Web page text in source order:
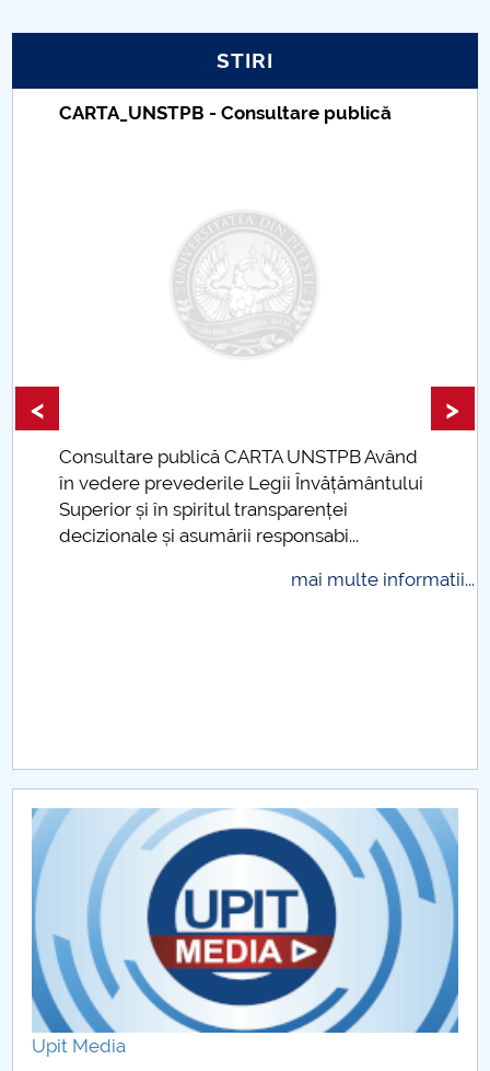
UNIVERSITATE pentru comunitate
IOSUD/CSUD-Doctorate
Comisie de etica unversitară
Evenimente CUP
Accesibilitate pentru studenții cu dizabilități
Raportul Conducerii Centrului Universitar Pitești
privind implementarea Planului Operațional 2020-
CAR2026
MENIU CANTINA
Calculatoare
Electronica Aplicata
Retele si Software de Telecomunicatii
Electromecanica
STIRI
CARTA_UNSTPB - Consultare publică
Consultare publică CARTA UNSTPB Având
în vedere prevederile Legii Învățământului
Superior și în spiritul transparenței
decizionale și asumării responsabi...
mai multe informatii...
< >
Upit Media